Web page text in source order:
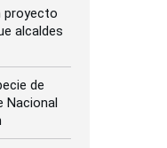
proyecto
alcaldes
de
Nacional